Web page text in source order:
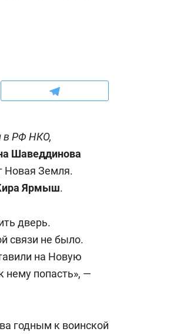
в РФ НКО,
Шаведдинова
Новая Земля.
Ярмыш.
дверь.
связи не было.
на Новую
нему попасть», —
годным к воинской
Опыт выживания в дикой
природе, работа
с ментальным и физическим
состоянием как основа